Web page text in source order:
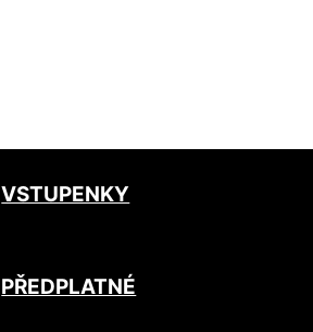
VSTUPENKY
PŘEDPLATNÉ